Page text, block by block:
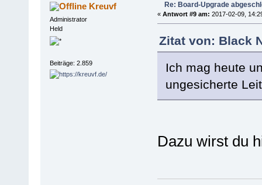
Kreuvf
Administrator
Held
Beiträge: 2.859
Re: Board-Upgrade
« Antwort #9 am: 2017-02-09,
Zitat von: Black
Ich mag heute
ungesicherte
Dazu wirst du